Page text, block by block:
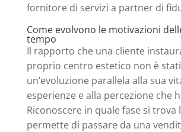
fornitore di servizi a partner di
Come evolvono le motivazioni
tempo
Il rapporto che una cliente
proprio centro estetico non è
un’evoluzione parallela alla sua
esperienze e alla percezione che
Riconoscere in quale fase si trova
permette di passare da una